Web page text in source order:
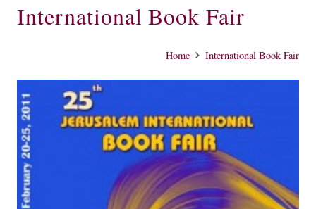
International Book Fair
Home International Book Fair